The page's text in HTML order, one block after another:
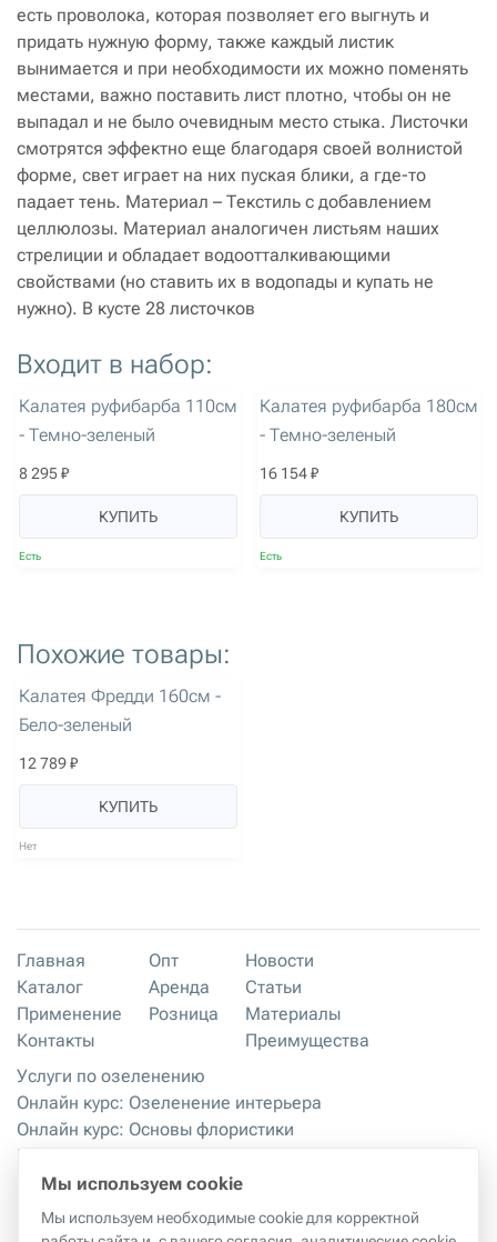
есть проволока, которая позволяет его выгнуть и
придать нужную форму, также каждый листик
вынимается и при необходимости их можно поменять
местами, важно поставить лист плотно, чтобы он не
выпадал и не было очевидным место стыка. Листочки
смотрятся эффектно еще благодаря своей волнистой
форме, свет играет на них пуская блики, а где-то
падает тень. Материал – Текстиль с добавлением
целлюлозы. Материал аналогичен листьям наших
стрелиции и обладает водоотталкивающими
свойствами (но ставить их в водопады и купать не
нужно). В кусте 28 листочков
Входит в набор:
артикул: 2159
Калатея руфибарба 110см
- Темно-зеленый
8 295 ₽
КУПИТЬ
Есть
Калатея руфибарба 180см
- Темно-зеленый
16 154 ₽
КУПИТЬ
Есть
Похожие товары:
артикул: 2163
Калатея Фредди 160см -
Бело-зеленый
12 789 ₽
КУПИТЬ
Нет
Главная
Каталог
Применение
Контакты
Опт
Аренда
Розница
Новости
Статьи
Материалы
Преимущества
Услуги по озеленению
Онлайн курс: Озеленение интерьера
Онлайн курс: Основы флористики
Правила хранения и эксплуатации
Мы используем cookie
Мы используем необходимые cookie для корректной